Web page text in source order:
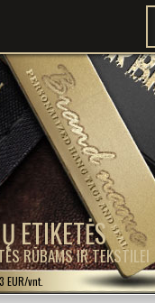
ETIKETĖS
RŪBAMS IR TEKSTILEI
EUR/vnt.